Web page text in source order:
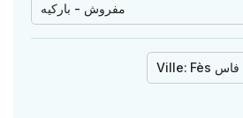
مفروش - باركيه
Ville: Fès فاس